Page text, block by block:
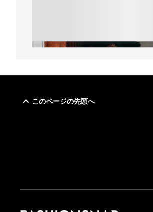
このページの先頭へ